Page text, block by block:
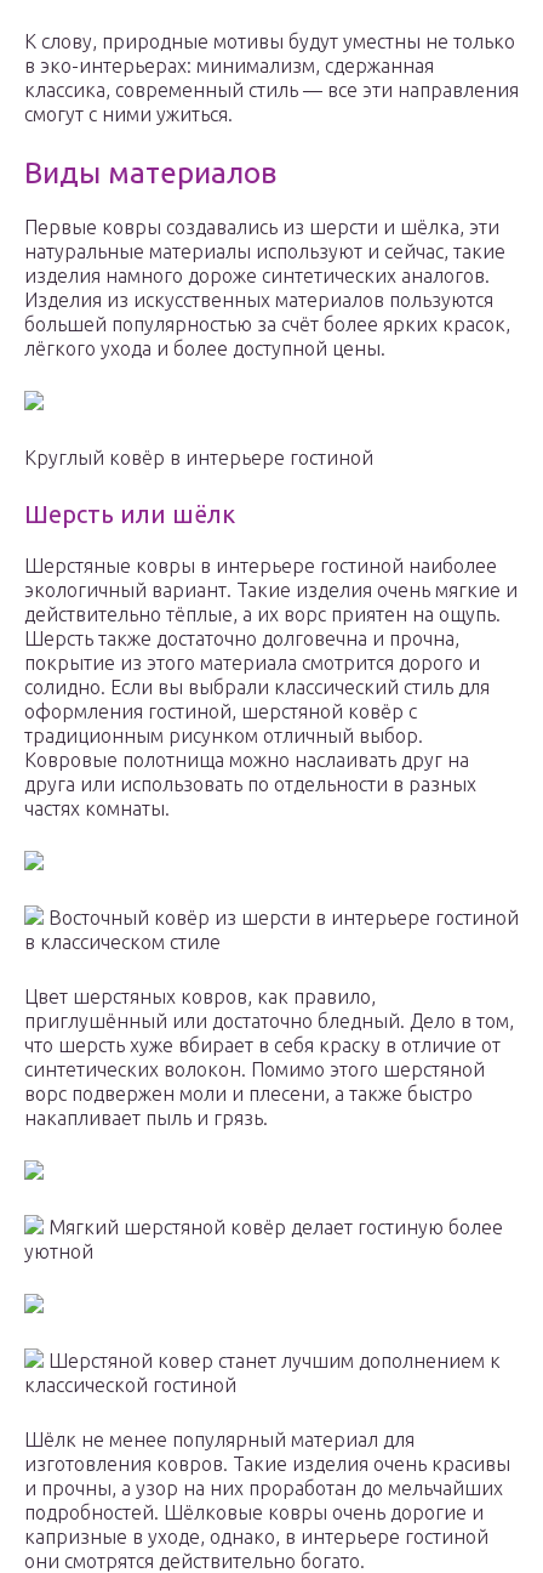
К слову, природные мотивы будут уместны не только
в эко-интерьерах: минимализм, сдержанная
классика, современный стиль — все эти направления
смогут с ними ужиться.
Виды материалов
Первые ковры создавались из шерсти и шёлка, эти
натуральные материалы используют и сейчас, такие
изделия намного дороже синтетических аналогов.
Изделия из искусственных материалов пользуются
большей популярностью за счёт более ярких красок,
лёгкого ухода и более доступной цены.
Круглый ковёр в интерьере гостиной
Шерсть или шёлк
Шерстяные ковры в интерьере гостиной наиболее
экологичный вариант. Такие изделия очень мягкие и
действительно тёплые, а их ворс приятен на ощупь.
Шерсть также достаточно долговечна и прочна,
покрытие из этого материала смотрится дорого и
солидно. Если вы выбрали классический стиль для
оформления гостиной, шерстяной ковёр с
традиционным рисунком отличный выбор.
Ковровые полотнища можно наслаивать друг на
друга или использовать по отдельности в разных
частях комнаты.
Восточный ковёр из шерсти в интерьере гостиной
в классическом стиле
Цвет шерстяных ковров, как правило,
приглушённый или достаточно бледный. Дело в том,
что шерсть хуже вбирает в себя краску в отличие от
синтетических волокон. Помимо этого шерстяной
ворс подвержен моли и плесени, а также быстро
накапливает пыль и грязь.
Мягкий шерстяной ковёр делает гостиную более
уютной
Шерстяной ковер станет лучшим дополнением к
классической гостиной
Шёлк не менее популярный материал для
изготовления ковров. Такие изделия очень красивы
и прочны, а узор на них проработан до мельчайших
подробностей. Шёлковые ковры очень дорогие и
капризные в уходе, однако, в интерьере гостиной
они смотрятся действительно богато.